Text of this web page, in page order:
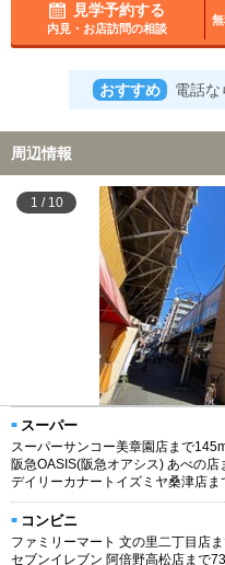
見学予約する
内見・お店訪問の相談
おすすめ 電話な
周辺情報
1 / 10
スーパー
スーパーサンコー美章園店まで
阪急OASIS(阪急オアシス) あべの店
デイリーカナートイズミヤ桑津店ま
コンビニ
ファミリーマート 文の里二丁目店
セブンイレブン 阿倍野高松店まで